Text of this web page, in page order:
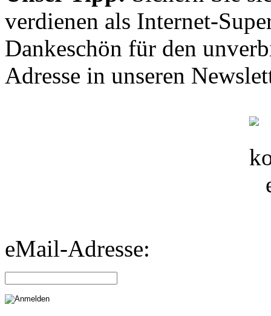
verdienen als Internet-
Dankeschön für den
Adresse in unseren
eMail-Adresse: